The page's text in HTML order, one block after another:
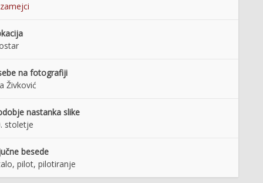
na fotografiji
Živković
nastanka slike
stoletje
besede
pilot, pilotiranje